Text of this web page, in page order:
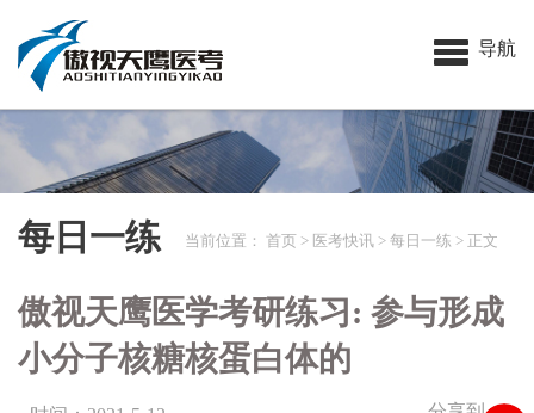
导航
每日一练 当前位置： 首页 > 医考快讯 > 每日一练 > 正文
傲视天鹰医学考研练习: 参与形成
小分子核糖核蛋白体的